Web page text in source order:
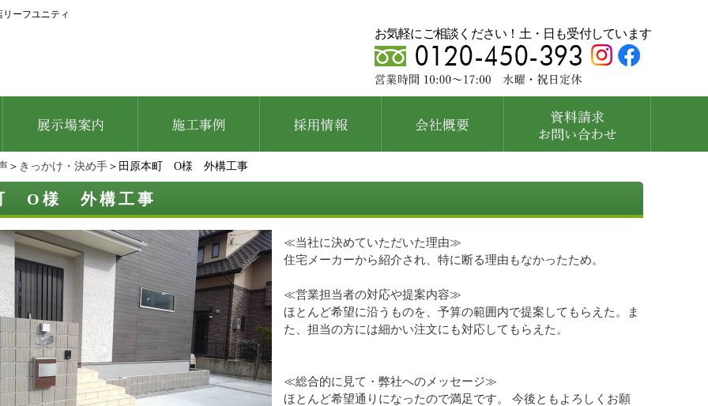
ーフユニティ
お気軽にご相談ください！土・日も受付しています
＞ きっかけ・決め手 ＞田原本町 O様 外構工事
O様 外構工事
≪当社に決めていただいた理由≫
住宅メーカーから紹介され、特に断る理由もなかったため。
≪営業担当者の対応や提案内容≫
ほとんど希望に沿うものを、予算の範囲内で提案してもらえた。ま
た、担当の方には細かい注文にも対応してもらえた。
≪総合的に見て・弊社へのメッセージ≫
ほとんど希望通りになったので満足です。 今後ともよろしくお願